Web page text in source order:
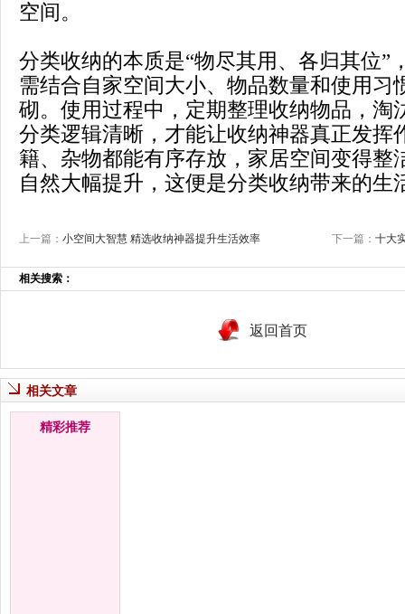
空间。
分类收纳的本质是“物尽其用、各归其位”
需结合自家空间大小、物品数量和使用习
砌。使用过程中，定期整理收纳物品，淘
分类逻辑清晰，才能让收纳神器真正发挥
籍、杂物都能有序存放，家居空间变得整
自然大幅提升，这便是分类收纳带来的生
上一篇： 小空间大智慧 精选收纳神器提升生活效率 下一篇： 十大
相关搜索：
返回首页
相关文章
精彩推荐